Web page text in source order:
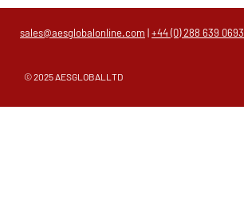
sales@aesglobalonline.com |+44 (0) 288 639 0693
© 2025 AESGLOBALLTD